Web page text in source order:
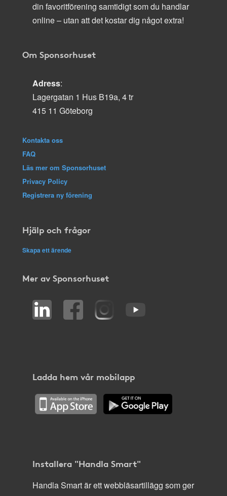
din favoritförening samtidigt som du handlar
online – utan att det kostar dig något extra!
Om Sponsorhuset
Adress:
Lagergatan 1 Hus B19a, 4 tr
415 11 Göteborg
Kontakta oss
FAQ
Läs mer om Sponsorhuset
Privacy Policy
Registrera ny förening
Hjälp och frågor
Skapa ett ärende
Mer av Sponsorhuset
Ladda hem vår mobilapp
Installera "Handla Smart"
Handla Smart är ett webbläsartillägg som ger